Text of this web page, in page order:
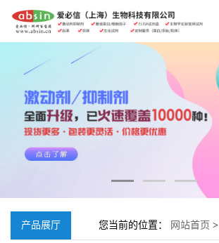
产品展厅 您当前的位置： 网站首页 >